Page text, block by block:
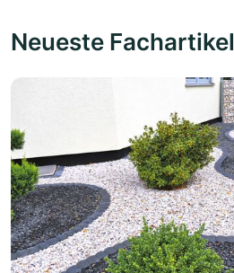
Neueste Fachartikel